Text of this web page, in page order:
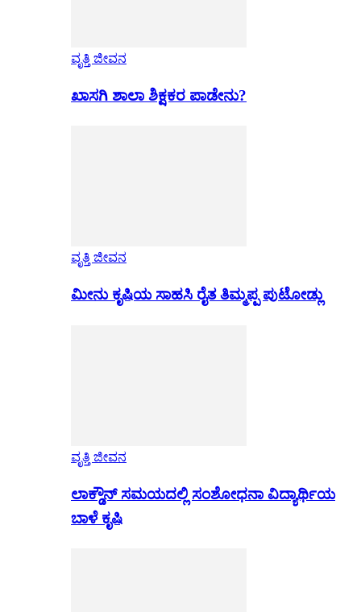
ವೃತ್ತಿ ಜೀವನ
ಖಾಸಗಿ ಶಾಲಾ ಶಿಕ್ಷಕರ ಪಾಡೇನು?
ವೃತ್ತಿ ಜೀವನ
ಮೀನು ಕೃಷಿಯ ಸಾಹಸಿ ರೈತ ತಿಮ್ಮಪ್ಪ ಪುಟೋಡ್ಲು
ವೃತ್ತಿ ಜೀವನ
ಲಾಕ್ಡೌನ್ ಸಮಯದಲ್ಲಿ ಸಂಶೋಧನಾ ವಿದ್ಯಾರ್ಥಿಯ
ಬಾಳೆ ಕೃಷಿ